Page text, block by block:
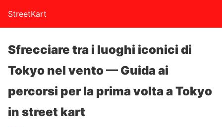
StreetKart
Sfrecciare tra i luoghi iconici di
Tokyo nel vento — Guida ai
percorsi per la prima volta a Tokyo
in street kart